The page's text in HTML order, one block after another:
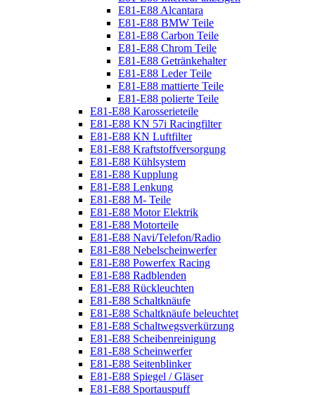
E81-E88 Alcantara
E81-E88 BMW Teile
E81-E88 Carbon Teile
E81-E88 Chrom Teile
E81-E88 Getränkehalter
E81-E88 Leder Teile
E81-E88 mattierte Teile
E81-E88 polierte Teile
E81-E88 Karosserieteile
E81-E88 KN 57i Racingfilter
E81-E88 KN Luftfilter
E81-E88 Kraftstoffversorgung
E81-E88 Kühlsystem
E81-E88 Kupplung
E81-E88 Lenkung
E81-E88 M- Teile
E81-E88 Motor Elektrik
E81-E88 Motorteile
E81-E88 Navi/Telefon/Radio
E81-E88 Nebelscheinwerfer
E81-E88 Powerfex Racing
E81-E88 Radblenden
E81-E88 Rückleuchten
E81-E88 Schaltknäufe
E81-E88 Schaltknäufe beleuchtet
E81-E88 Schaltwegsverkürzung
E81-E88 Scheibenreinigung
E81-E88 Scheinwerfer
E81-E88 Seitenblinker
E81-E88 Spiegel / Gläser
E81-E88 Sportauspuff